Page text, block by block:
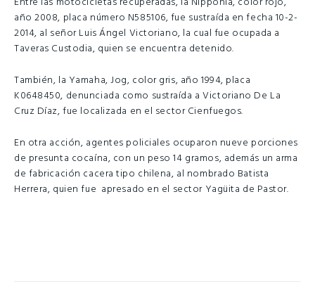
año 2008, placa número N585106, fue sustraída en fecha 10-2-
2014, al señor Luis Ángel Victoriano, la cual fue ocupada a
Taveras Custodia, quien se encuentra detenido.
También, la Yamaha, Jog, color gris, año 1994, placa
K0648450, denunciada como sustraída a Victoriano De La
Cruz Díaz, fue localizada en el sector Cienfuegos.
En otra acción, agentes policiales ocuparon nueve porciones
de presunta cocaína, con un peso 14 gramos, además un arma
de fabricación cacera tipo chilena, al nombrado Batista
Herrera, quien fue apresado en el sector Yagüita de Pastor.